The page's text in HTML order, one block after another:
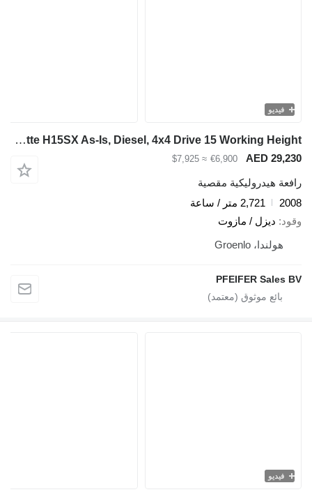
فيديو
Haulotte H15SX As-Is, Diesel, 4x4 Drive 15 Working Height
AED 29,230
€6,900
≈ $7,925
رافعة هيدروليكية مقصية
2008
2,721 متر / ساعة
وقود ديزل / مازوت
هولندا، Groenlo
PFEIFER Sales BV
فيديو